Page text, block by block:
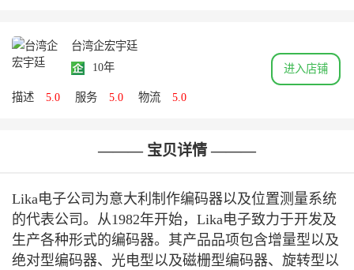
台湾企宏宇廷
10年
描述 5.0 服务 5.0 物流 5.0
进入店铺
——— 宝贝详情 ———
Lika电子公司为意大利制作编码器以及位置测量系统
的代表公司。从1982年开始，Lika电子致力于开发及
生产各种形式的编码器。其产品品项包含增量型以及
绝对型编码器、光电型以及磁栅型编码器、旋转型以